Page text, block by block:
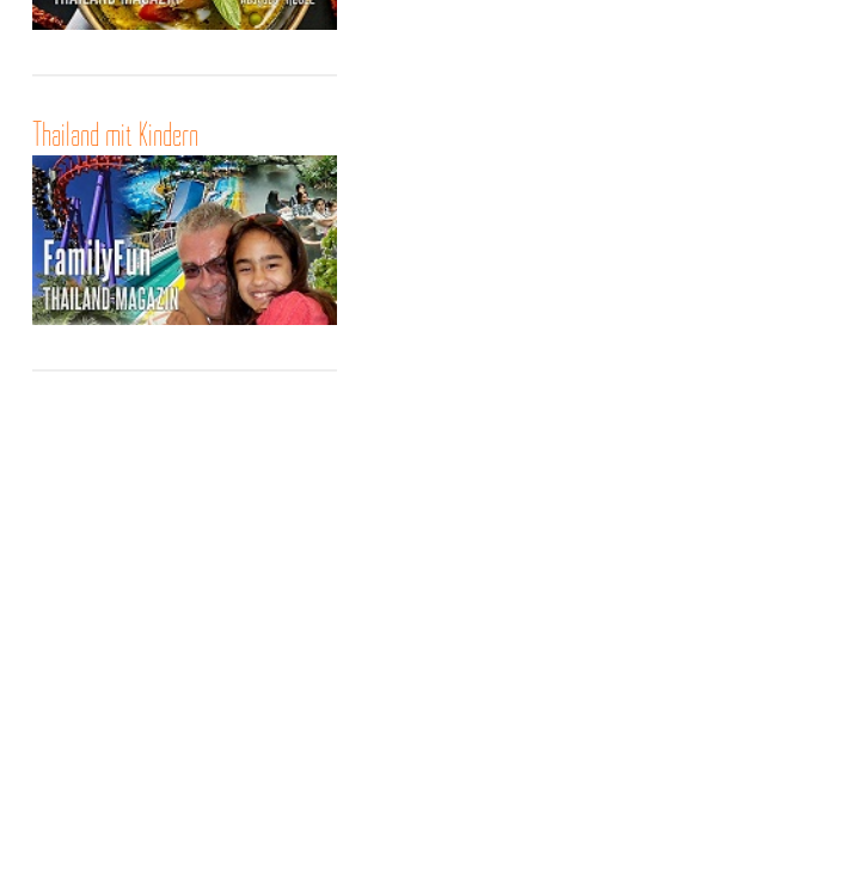
Thailand mit Kindern